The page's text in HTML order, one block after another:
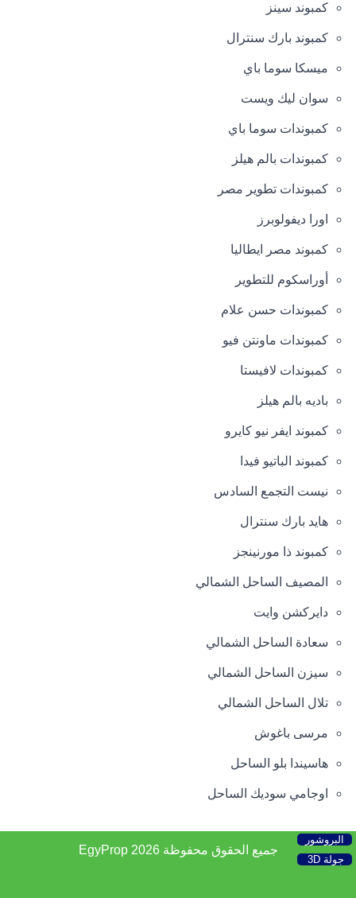
كمبوند سينز
كمبوند بارك سنترال
ميسكا سوما باي
سوان ليك ويست
كمبوندات سوما باي
كمبوندات بالم هيلز
كمبوندات تطوير مصر
اورا ديفولوبرز
كمبوند مصر ايطاليا
أوراسكوم للتطوير
كمبوندات حسن علام
كمبوندات ماونتن فيو
كمبوندات لافيستا
باديه بالم هيلز
كمبوند ايفر نيو كايرو
كمبوند الباتيو فيدا
نيست التجمع السادس
هايد بارك سنترال
كمبوند ذا مورنينجز
المصيف الساحل الشمالي
دايركشن وايت
سعادة الساحل الشمالي
سيزن الساحل الشمالي
تلال الساحل الشمالي
مرسى باغوش
هاسيندا بلو الساحل
اوجامي سوديك الساحل
جميع الحقوق محفوظة 2026 EgyProp
البروشور
جولة 3D